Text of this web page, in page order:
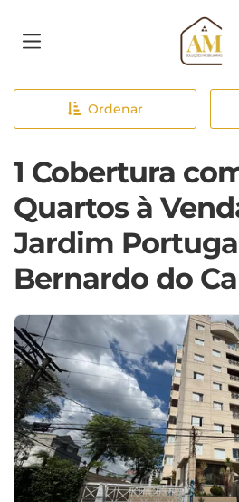
Ordenar
1 Cobertura
Quartos à
Jardim
Bernardo do